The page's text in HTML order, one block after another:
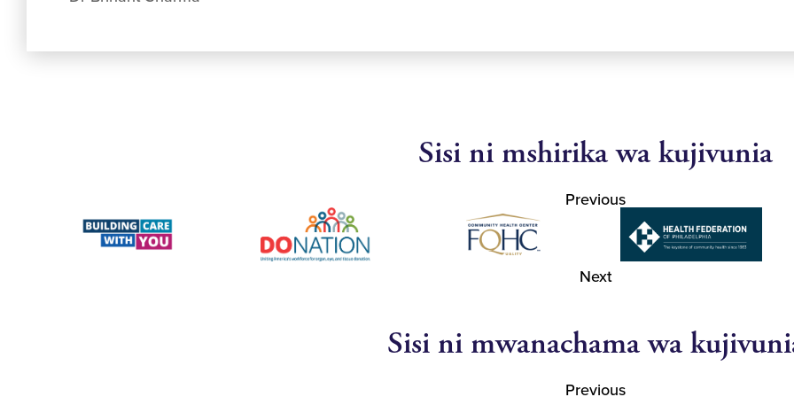
Sisi ni mshirika wa kujivunia
Previous
Next
Sisi ni mwanachama wa
Previous